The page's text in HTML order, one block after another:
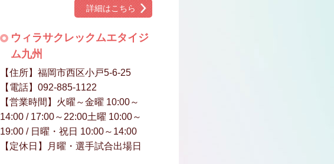
詳細はこちら
ウィラサクレックムエタイジ
ム九州
【住所】福岡市西区小戸5-6-25
【電話】092-885-1122
【営業時間】火曜～金曜 10:00～
14:00 / 17:00～22:00土曜 10:00～
19:00 / 日曜・祝日 10:00～14:00
【定休日】月曜・選手試合出場日